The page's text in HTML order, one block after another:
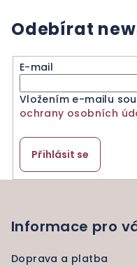
Odebírat
E-mail
Vložením e-mailu
ochrany osobních
Přihlásit se
Informace pro
Doprava a platba